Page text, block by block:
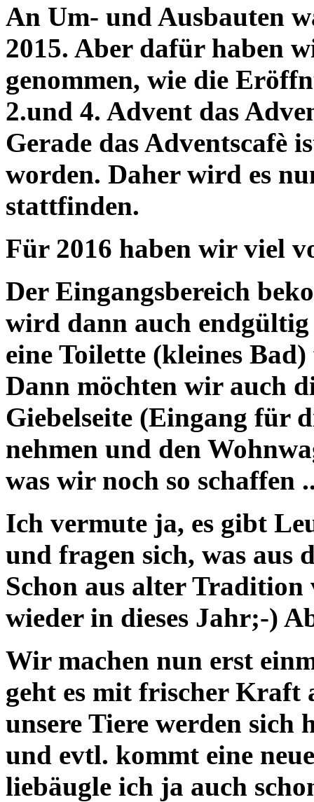
An Um- und Ausbauten
2015. Aber dafür haben
genommen, wie die
2.und 4. Advent das
Gerade das Adventscafè
worden. Daher wird es
stattfinden.
Für 2016 haben wir viel
Der Eingangsbereich
wird dann auch
eine Toilette (kleines
Dann möchten wir auch
Giebelseite (Eingang für
nehmen und den
was wir noch so schaffen
Ich vermute ja, es gibt
und fragen sich, was aus
Schon aus alter
wieder in dieses Jahr;-)
Wir machen nun erst
geht es mit frischer Kraft
unsere Tiere werden
und evtl. kommt eine
liebäugle ich ja auch